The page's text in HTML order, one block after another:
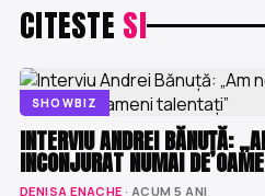
CITESTE SI
SHOWBIZ
INTERVIU ANDREI BĂNUȚĂ:
INCONJURAT NUMAI DE
DENISA ENACHE · ACUM 5 ANI